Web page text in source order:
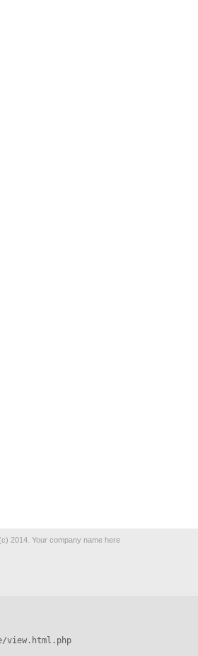
2014. Your company name here
view.html.php